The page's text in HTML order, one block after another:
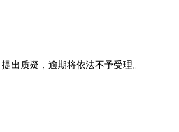
质疑，逾期将依法不予受理。